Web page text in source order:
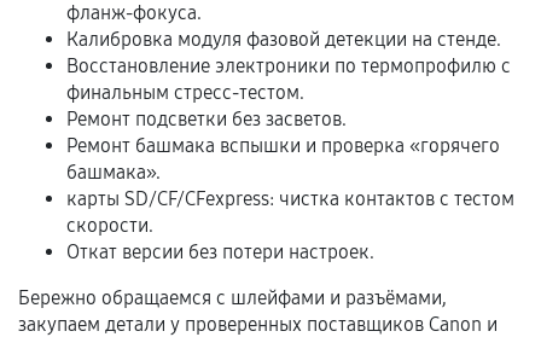
В некоторых случаях возможно оформление
расширенной гарантии. Стоимость, сроки и
условия продления согласовываются отдельно и
фиксируются в документах.
Когда гарантия не действует
Нарушение правил эксплуатации,
механические повреждения, попадание влаги,
перегрев, коррозия.
фланж-фокуса.
Калибровка модуля фазовой детекции на стенде.
Восстановление электроники по термопрофилю с
финальным стресс-тестом.
Ремонт подсветки без засветов.
Ремонт башмака вспышки и проверка «горячего
башмака».
карты SD/CF/CFexpress: чистка контактов с тестом
скорости.
Откат версии без потери настроек.
Бережно обращаемся с шлейфами и разъёмами,
закупаем детали у проверенных поставщиков Canon и